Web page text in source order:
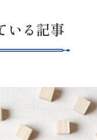
いる記事